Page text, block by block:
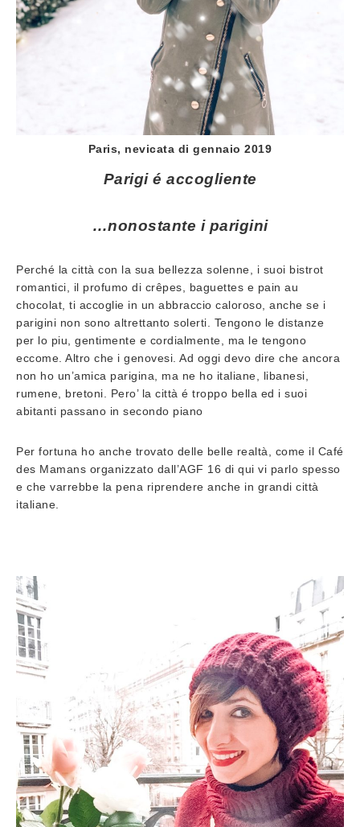
Paris, nevicata di gennaio 2019
Parigi é accogliente
…nonostante i parigini
Perché la città con la sua bellezza solenne, i suoi bistrot
romantici, il profumo di crêpes, baguettes e pain au
chocolat, ti accoglie in un abbraccio caloroso, anche se i
parigini non sono altrettanto solerti. Tengono le distanze
per lo piu, gentimente e cordialmente, ma le tengono
eccome. Altro che i genovesi. Ad oggi devo dire che ancora
non ho un’amica parigina, ma ne ho italiane, libanesi,
rumene, bretoni. Pero’ la città é troppo bella ed i suoi
abitanti passano in secondo piano
Per fortuna ho anche trovato delle belle realtà, come il Café
des Mamans organizzato dall’AGF 16 di qui vi parlo spesso
e che varrebbe la pena riprendere anche in grandi città
italiane.